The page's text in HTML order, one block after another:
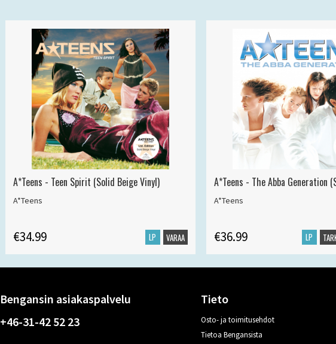
A*Teens - Teen Spirit (Solid Beige Vinyl)
A*Teens
€34.99 LP VARAA
A*Teens - The Abba Generation
A*Teens
€36.99 LP
Bengansin asiakaspalvelu
+46-31-42 52 23
Tieto
Osto- ja toimitusehdot
Tietoa Bengansista